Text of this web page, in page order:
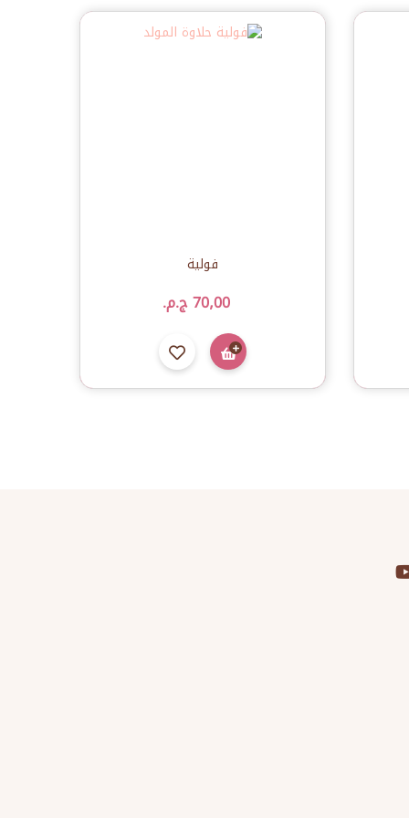
فولية
70٫00 ج.م.‏